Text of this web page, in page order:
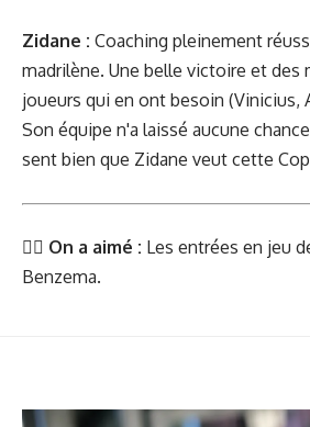
Zidane : Coaching pleinement
madrilène. Une belle victoire et des
joueurs qui en ont besoin (Vinicius,
Son équipe n'a laissé aucune
sent bien que Zidane veut cette
👍🏻 On a aimé : Les entrées en jeu
Benzema.